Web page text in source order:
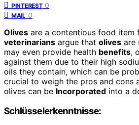
PINTEREST 0
MAIL 0
Olives are a contentious food item
veterinarians argue that olives are
may even provide health benefits,
against them due to their high
oils they contain, which can be
crucial to weigh the pros and cons
olives can be Incorporated into a
Schlüsselerkenntnisse: